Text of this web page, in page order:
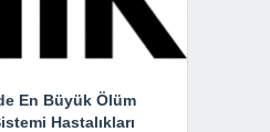
En Büyük Ölüm
Hastalıkları